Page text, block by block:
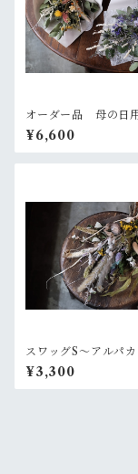
オーダー品 母の日
グ2個セット
¥6,600
スワッグS〜アルパ
なセーター
¥3,300